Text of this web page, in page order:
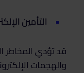
التأمين
قد تؤدي المخاطر
والهجمات